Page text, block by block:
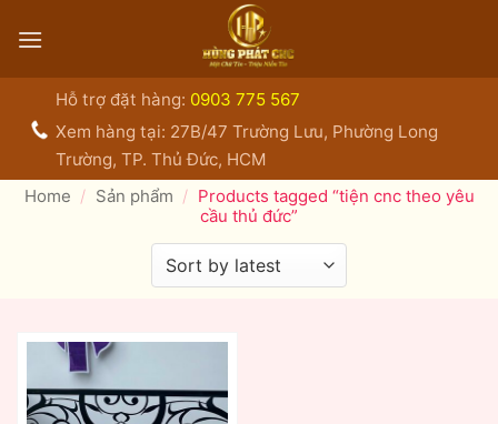
qua
Hỗ trợ đặt hàng: 0903 775 567
Xem hàng tại: 27B/47 Trường Lưu, Phường Long
Trường, TP. Thủ Đức, HCM
Home / Sản phẩm / Products tagged “tiện cnc theo yêu
cầu thủ đức”